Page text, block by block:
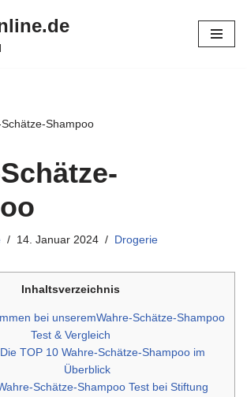
Shampoo
14. Januar 2024 Drogerie
Inhaltsverzeichnis
bei unseremWahre-Schätze-Shampoo
Test & Vergleich
Die TOP 10 Wahre-Schätze-Shampoo im
Überblick
Schätze-Shampoo Test bei Stiftung